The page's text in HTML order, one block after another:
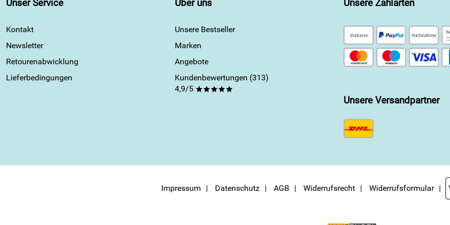
Unser Service
Kontakt
Newsletter
Retourenabwicklung
Lieferbedingungen
Über uns
Unsere Bestseller
Marken
Angebote
Kundenbewertungen (313)
4,9/5 *****
Unsere Zahlarten
Unsere Versandpartner
Impressum Datenschutz AGB Widerrufsrecht Widerrufsformular